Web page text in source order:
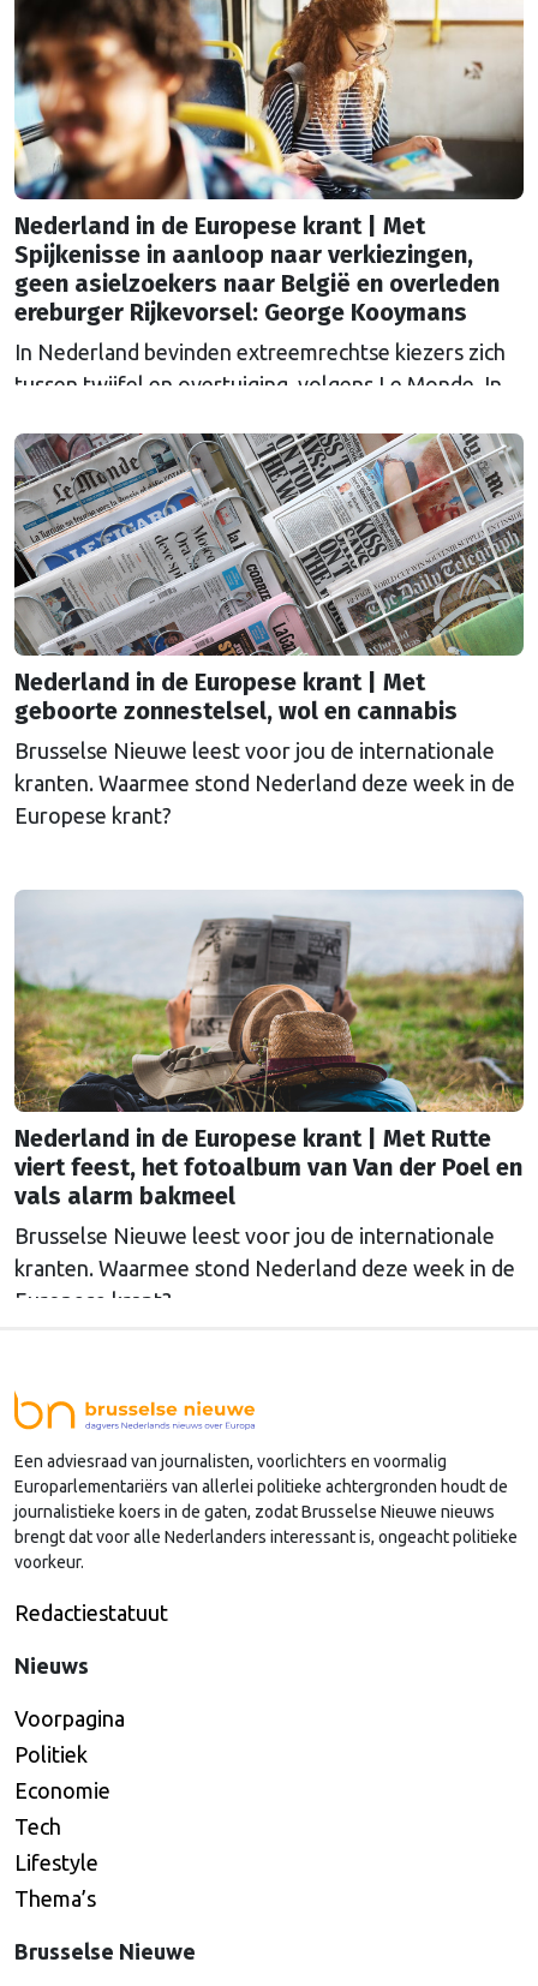
Nederland in de Europese krant | Met
Spijkenisse in aanloop naar verkiezingen,
geen asielzoekers naar België en overleden
ereburger Rijkevorsel: George Kooymans
In Nederland bevinden extreemrechtse kiezers zich
tussen twijfel en overtuiging, volgens Le Monde. In
oktober sprak de Franse krant inwoners van
Spijkenisse ‘la ville de Henk et Ingrid’, die heen en
weer worden geslingerd tussen teleurstelling over
de beloften van de PVV om voor “de gewone man”
te zorgen en …Continued
Nederland in de Europese krant | Met
geboorte zonnestelsel, wol en cannabis
Brusselse Nieuwe leest voor jou de internationale
kranten. Waarmee stond Nederland deze week in de
Europese krant?
Nederland in de Europese krant | Met Rutte
viert feest, het fotoalbum van Van der Poel en
vals alarm bakmeel
Brusselse Nieuwe leest voor jou de internationale
kranten. Waarmee stond Nederland deze week in de
Europese krant?
Een adviesraad van journalisten, voorlichters en voormalig
Europarlementariërs van allerlei politieke achtergronden houdt de
journalistieke koers in de gaten, zodat Brusselse Nieuwe nieuws
brengt dat voor alle Nederlanders interessant is, ongeacht politieke
voorkeur.
Redactiestatuut
Nieuws
Voorpagina
Politiek
Economie
Tech
Lifestyle
Thema’s
Brusselse Nieuwe